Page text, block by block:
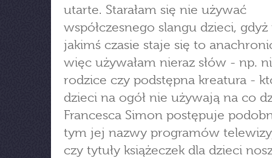
utarte. Starałam się nie używać
współczesnego slangu dzieci, gdyż
jakimś czasie staje się to
więc używałam nieraz słów - np.
rodzice czy podstępna kreatura -
dzieci na ogół nie używają na co
Francesca Simon postępuje
tym jej nazwy programów
czy tytuły książeczek dla dzieci